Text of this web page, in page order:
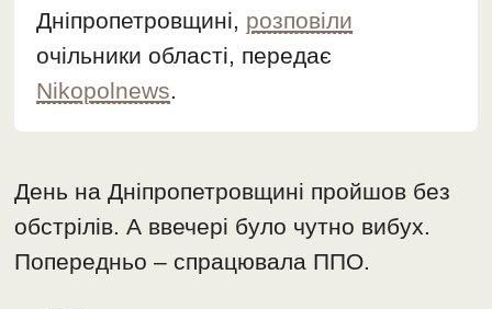
Дніпропетровщині, розповіли
очільники області, передає
Nikopolnews.
День на Дніпропетровщині пройшов без
обстрілів. А ввечері було чутно вибух.
Попередньо – спрацювала ППО.